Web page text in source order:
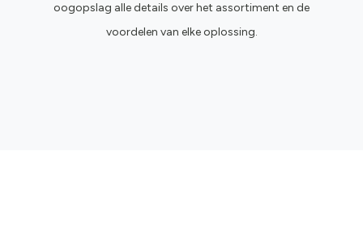
oogopslag alle details over het assortiment en de
voordelen van elke oplossing.